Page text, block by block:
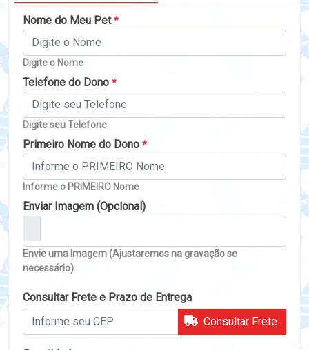
Nome do Meu Pet*
Digite o Nome
Telefone do Dono *
Digite seu Telefone
Primeiro Nome do Dono *
Informe o PRIMEIRO Nome
Enviar Imagem (Opcional)
Envie uma Imagem (Ajustaremos na gravação se
necessário)
Consultar Frete e Prazo de Entrega
Consultar Frete